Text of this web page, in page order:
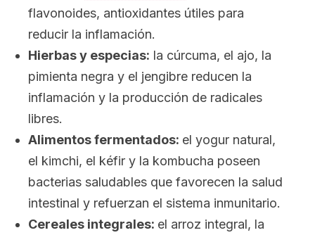
flavonoides, antioxidantes útiles para
reducir la inflamación.
Hierbas y especias: la cúrcuma, el ajo, la
pimienta negra y el jengibre reducen la
inflamación y la producción de radicales
libres.
Alimentos fermentados: el yogur natural,
el kimchi, el kéfir y la kombucha poseen
bacterias saludables que favorecen la salud
intestinal y refuerzan el sistema inmunitario.
Cereales integrales: el arroz integral, la